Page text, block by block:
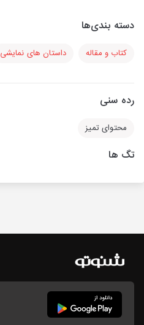
دسته بندی‌ها
کتاب و مقاله داستان های نمایشی
رده سنی
محتوای تمیز
تگ ها